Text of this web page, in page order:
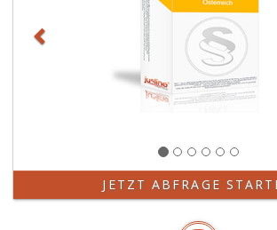
bestrafen.
JETZT ABFRAGE